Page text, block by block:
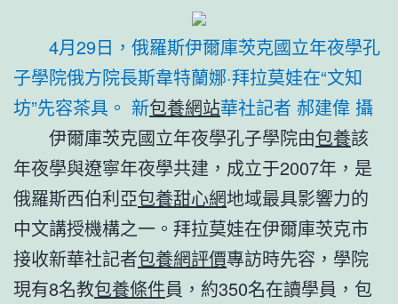
4月29日，俄羅斯伊爾庫茨克國立年夜學孔
子學院俄方院長斯韋特蘭娜·拜拉莫娃在“文知
坊”先容茶具。 新包養網站華社記者 郝建偉 攝
伊爾庫茨克國立年夜學孔子學院由包養該
年夜學與遼寧年夜學共建，成立于2007年，是
俄羅斯西伯利亞包養甜心網地域最具影響力的
中文講授機構之一。拜拉莫娃在伊爾庫茨克市
接收新華社記者包養網評價專訪時先容，學院
現有8名教包養條件員，約350名在讀學員，包